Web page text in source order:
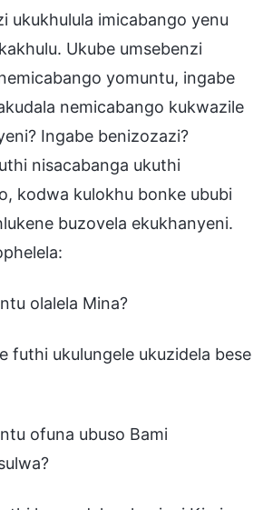
ukukhulula imicabango yenu
Ukube umsebenzi
yomuntu, ingabe
nemicabango kukwazile
Ingabe benizozazi?
nisacabanga ukuthi
kodwa kulokhu bonke ububi
buzovela ekukhanyeni.
olalela Mina?
futhi ukulungele ukuzidela bese
ofuna ubuso Bami